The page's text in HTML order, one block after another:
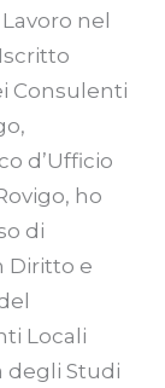
nel
Consulenti
d’Ufficio
ho
di
Diritto e
Locali
degli Studi